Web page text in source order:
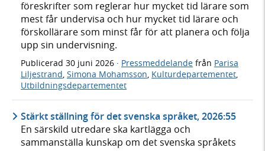
föreskrifter som reglerar hur mycket tid lärare som
mest får undervisa och hur mycket tid lärare och
förskollärare som minst får för att planera och följa
upp sin undervisning.
Publicerad 30 juni 2026 · Pressmeddelande från Parisa
Liljestrand, Simona Mohamsson, Kulturdepartementet,
Utbildningsdepartementet
Stärkt ställning för det svenska språket, 2026:55
En särskild utredare ska kartlägga och
sammanställa kunskap om det svenska språkets